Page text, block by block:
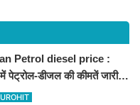
Petrol diesel price :
पेट्रोल-डीजल की कीमतें जारी,
समेत पुरे प्रदेश में नए रेट